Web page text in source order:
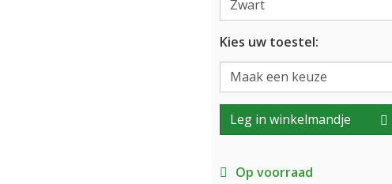
Kies uw toestel:
Leg in winkelmandje
Op voorraad